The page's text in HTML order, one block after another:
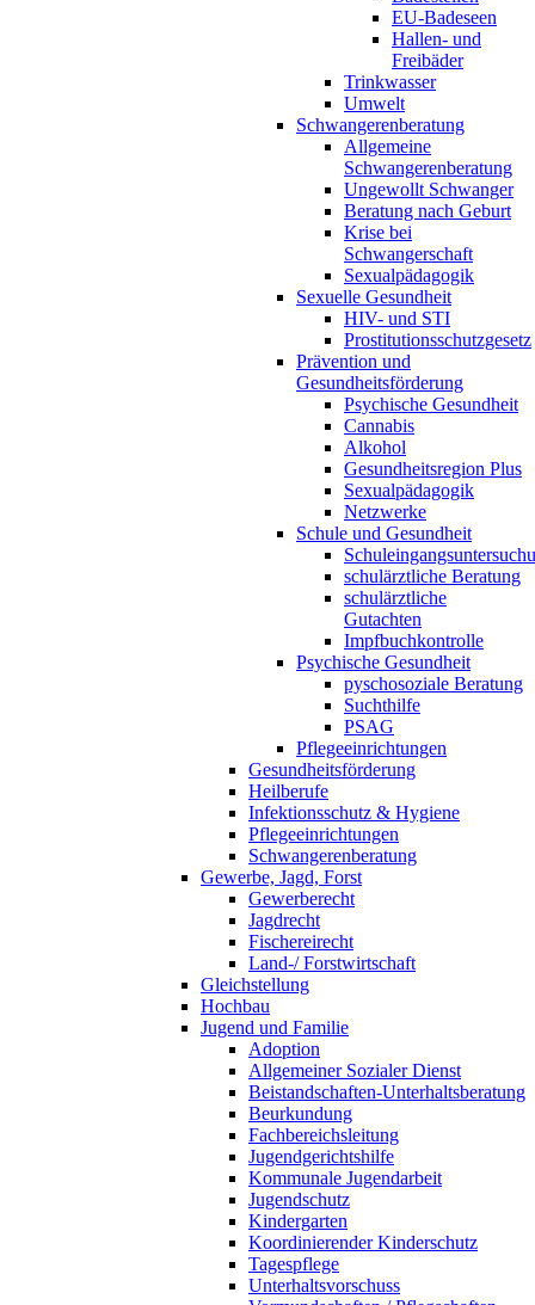
EU-Badeseen
Hallen- und
Freibäder
Trinkwasser
Umwelt
Schwangerenberatung
Allgemeine
Schwangerenberatung
Ungewollt Schwanger
Beratung nach Geburt
Krise bei
Schwangerschaft
Sexualpädagogik
Sexuelle Gesundheit
HIV- und STI
Prostitutionsschutzgesetz
Prävention und
Gesundheitsförderung
Psychische Gesundheit
Cannabis
Alkohol
Gesundheitsregion Plus
Sexualpädagogik
Netzwerke
Schule und Gesundheit
schulärztliche Beratung
schulärztliche
Gutachten
Impfbuchkontrolle
Psychische Gesundheit
pyschosoziale Beratung
Suchthilfe
PSAG
Pflegeeinrichtungen
Gesundheitsförderung
Heilberufe
Infektionsschutz & Hygiene
Pflegeeinrichtungen
Schwangerenberatung
Gewerbe, Jagd, Forst
Gewerberecht
Jagdrecht
Fischereirecht
Land-/ Forstwirtschaft
Gleichstellung
Hochbau
Jugend und Familie
Adoption
Allgemeiner Sozialer Dienst
Beistandschaften-Unterhaltsberatung
Beurkundung
Fachbereichsleitung
Jugendgerichtshilfe
Kommunale Jugendarbeit
Jugendschutz
Kindergarten
Koordinierender Kinderschutz
Tagespflege
Unterhaltsvorschuss